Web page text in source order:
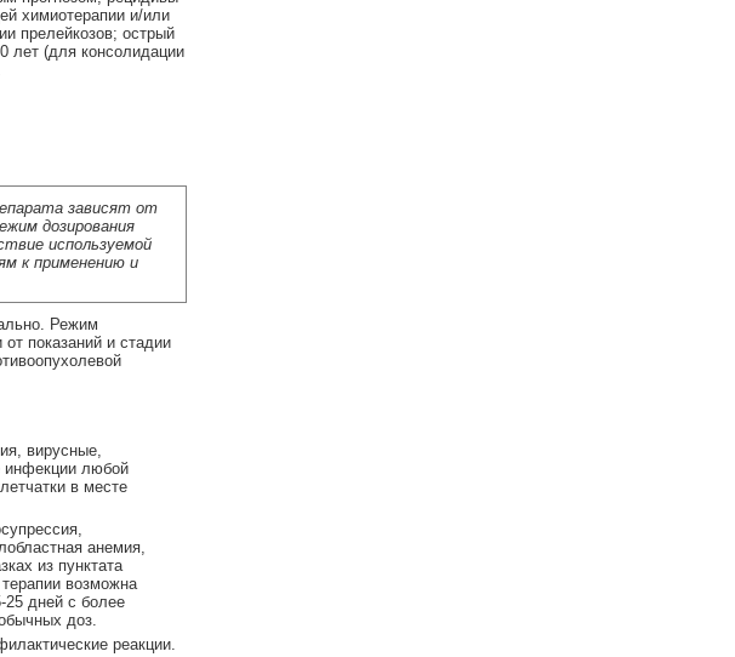
химиотерапии и/или
прелейкозов; острый
лет (для консолидации
зависят от
дозирования
используемой
к применению и
Режим
показаний и стадии
вирусные,
инфекции любой
в месте
анемия,
из пунктата
возможна
25 дней с более
доз.
реакции.